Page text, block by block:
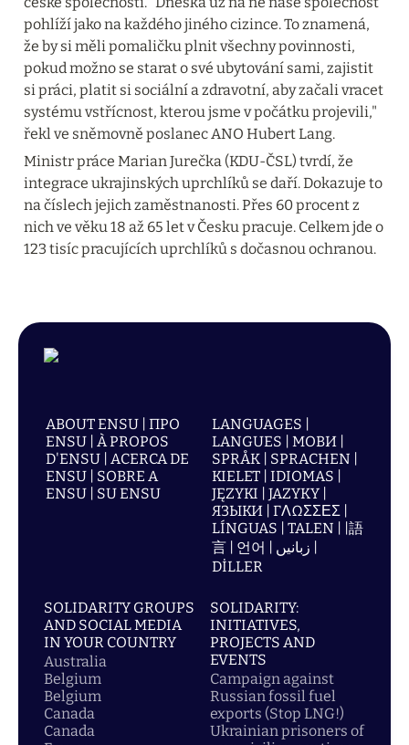
pohlíží jako na každého jiného cizince. To znamená,
že by si měli pomaličku plnit všechny povinnosti,
pokud možno se starat o své ubytování sami, zajistit
si práci, platit si sociální a zdravotní, aby začali vracet
systému vstřícnost, kterou jsme v počátku projevili,"
řekl ve sněmovně poslanec ANO Hubert Lang.
Ministr práce Marian Jurečka (KDU-ČSL) tvrdí, že
integrace ukrajinských uprchlíků se daří. Dokazuje to
na číslech jejich zaměstnanosti. Přes 60 procent z
nich ve věku 18 až 65 let v Česku pracuje. Celkem jde o
123 tisíc pracujících uprchlíků s dočasnou ochranou.
ABOUT ENSU | ПРО
ENSU | À PROPOS
D'ENSU | ACERCA DE
ENSU | SOBRE A
ENSU | SU ENSU
LANGUAGES |
LANGUES | МОВИ |
SPRÅK | SPRACHEN |
KIELET | IDIOMAS |
JĘZYKI | JAZYKY |
ЯЗЫКИ | ΓΛΩΣΣΕΣ |
LÍNGUAS | TALEN | |語
言 | 언어 | زبانیں |
DİLLER
SOLIDARITY GROUPS
AND SOCIAL MEDIA
IN YOUR COUNTRY
Australia
Belgium
Belgium
Canada
Canada
SOLIDARITY:
INITIATIVES,
PROJECTS AND
EVENTS
Campaign against
Russian fossil fuel
exports (Stop LNG!)
Ukrainian prisoners of